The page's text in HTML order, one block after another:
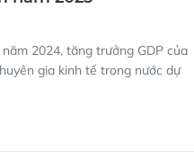
2024, tăng trưởng GDP của
gia kinh tế trong nước dự